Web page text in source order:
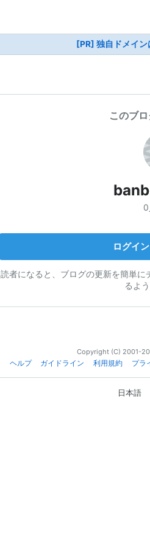
[PR] 独自ドメイン
このブ
ログイ
読者になると、ブログの更新を簡単に
るよ
Copyright (C) 2001-
ヘルプ
ガイドライン 利用規約 プラ
日本語